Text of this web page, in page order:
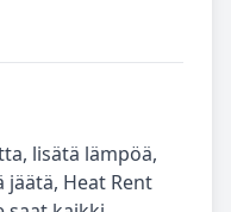
lisätä lämpöä,
Heat Rent